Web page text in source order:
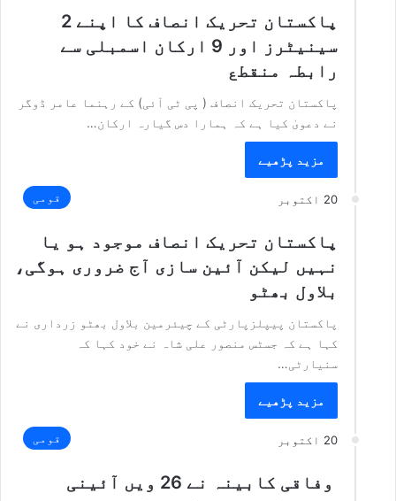
پاکستان تحریک انصاف کا اپنے 2
سینیٹرز اور 9 ارکان اسمبلی سے
رابطہ منقطع
پاکستان تحریک انصاف ( پی ٹی آئی) کے رہنما عامر ڈوگر
نے دعویٰ کیا ہے کہ ہمارا دس گیارہ ارکان…
مزید پڑھیے
20 اکتوبر قومی
پاکستان تحریک انصاف موجود ہو یا
نہیں لیکن آئین سازی آج ضروری ہوگی،
بلاول بھٹو
پاکستان پیپلزپارٹی کے چیئرمین بلاول بھٹو زرداری نے
کہا ہے کہ جسٹس منصور علی شاہ نے خود کہا کہ
سنیارٹی…
مزید پڑھیے
20 اکتوبر قومی
وفاقی کابینہ نے 26 ویں آئینی